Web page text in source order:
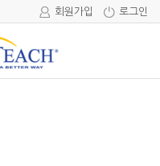
로그인
회원가입